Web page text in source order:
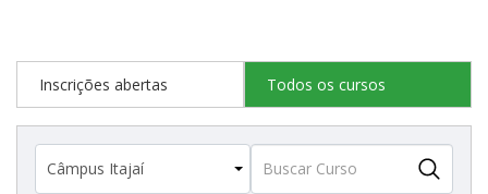
Inscrições abertas Todos os cursos